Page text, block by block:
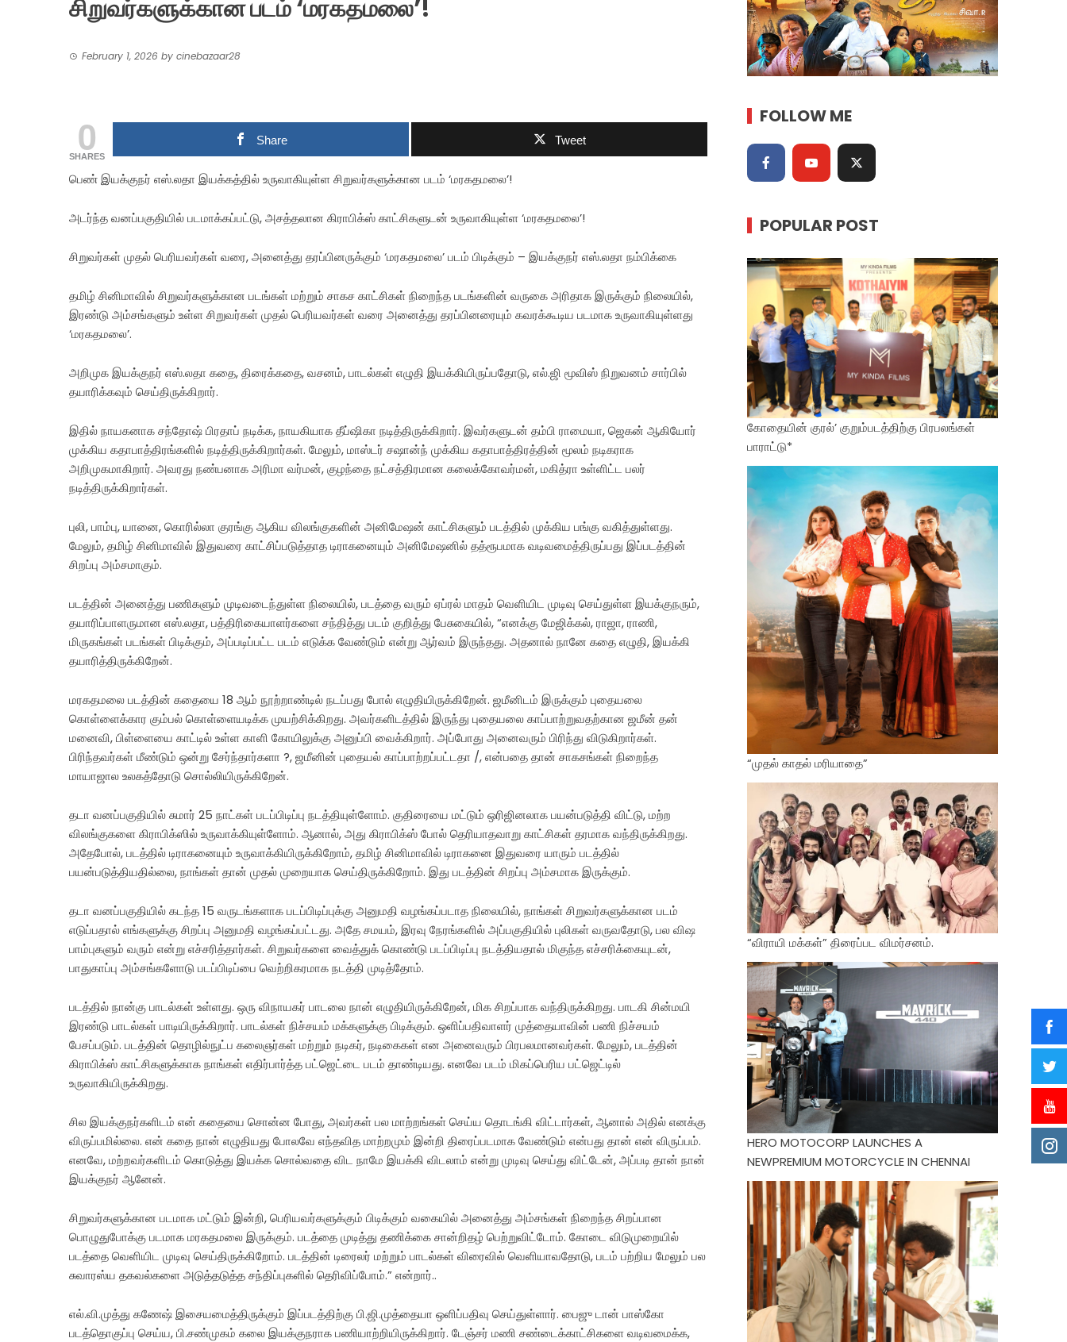
சிறுவர்களுக்கான படம் ‘மரகதமலை’!
February 1, 2026 by cinebazaar28
0
SHARES
Share Tweet
பெண் இயக்குநர் எஸ்.லதா இயக்கத்தில் உருவாகியுள்ள சிறுவர்களுக்கான படம் ‘மரகதமலை’!
அடர்ந்த வனப்பகுதியில் படமாக்கப்பட்டு, அசத்தலான கிராபிக்ஸ் காட்சிகளுடன் உருவாகியுள்ள ‘மரகதமலை’!
சிறுவர்கள் முதல் பெரியவர்கள் வரை, அனைத்து தரப்பினருக்கும் ‘மரகதமலை’ படம் பிடிக்கும் – இயக்குநர் எஸ்.லதா நம்பிக்கை
தமிழ் சினிமாவில் சிறுவர்களுக்கான படங்கள் மற்றும் சாகச காட்சிகள் நிறைந்த படங்களின் வருகை அரிதாக இருக்கும் நிலையில்,
இரண்டு அம்சங்களும் உள்ள சிறுவர்கள் முதல் பெரியவர்கள் வரை அனைத்து தரப்பினரையும் கவரக்கூடிய படமாக உருவாகியுள்ளது
‘மரகதமலை’.
அறிமுக இயக்குநர் எஸ்.லதா கதை, திரைக்கதை, வசனம், பாடல்கள் எழுதி இயக்கியிருப்பதோடு, எல்.ஜி மூவிஸ் நிறுவனம் சார்பில்
தயாரிக்கவும் செய்திருக்கிறார்.
இதில் நாயகனாக சந்தோஷ் பிரதாப் நடிக்க, நாயகியாக தீப்ஷிகா நடித்திருக்கிறார். இவர்களுடன் தம்பி ராமையா, ஜெகன் ஆகியோர்
முக்கிய கதாபாத்திரங்களில் நடித்திருக்கிறார்கள். மேலும், மாஸ்டர் சஷான்ந் முக்கிய கதாபாத்திரத்தின் மூலம் நடிகராக
அறிமுகமாகிறார். அவரது நண்பனாக அரிமா வர்மன், குழந்தை நட்சத்திரமான கலைக்கோவர்மன், மகித்ரா உள்ளிட்ட பலர்
நடித்திருக்கிறார்கள்.
புலி, பாம்பு, யானை, கொரில்லா குரங்கு ஆகிய விலங்குகளின் அனிமேஷன் காட்சிகளும் படத்தில் முக்கிய பங்கு வகித்துள்ளது.
மேலும், தமிழ் சினிமாவில் இதுவரை காட்சிப்படுத்தாத டிராகனையும் அனிமேஷனில் தத்ரூபமாக வடிவமைத்திருப்பது இப்படத்தின்
சிறப்பு அம்சமாகும்.
படத்தின் அனைத்து பணிகளும் முடிவடைந்துள்ள நிலையில், படத்தை வரும் ஏப்ரல் மாதம் வெளியிட முடிவு செய்துள்ள இயக்குநரும்,
தயாரிப்பாளருமான எஸ்.லதா, பத்திரிகையாளர்களை சந்தித்து படம் குறித்து பேசுகையில், “எனக்கு மேஜிக்கல், ராஜா, ராணி,
மிருகங்கள் படங்கள் பிடிக்கும், அப்படிப்பட்ட படம் எடுக்க வேண்டும் என்று ஆர்வம் இருந்தது. அதனால் நானே கதை எழுதி, இயக்கி
தயாரித்திருக்கிறேன்.
மரகதமலை படத்தின் கதையை 18 ஆம் நூற்றாண்டில் நடப்பது போல் எழுதியிருக்கிறேன். ஜமீனிடம் இருக்கும் புதையலை
கொள்ளைக்கார கும்பல் கொள்ளையடிக்க முயற்சிக்கிறது. அவர்களிடத்தில் இருந்து புதையலை காப்பாற்றுவதற்கான ஜமீன் தன்
மனைவி, பிள்ளையை காட்டில் உள்ள காளி கோயிலுக்கு அனுப்பி வைக்கிறார். அப்போது அனைவரும் பிரிந்து விடுகிறார்கள்.
பிரிந்தவர்கள் மீண்டும் ஒன்று சேர்ந்தார்களா ?, ஜமீனின் புதையல் காப்பாற்றப்பட்டதா /, என்பதை தான் சாகசங்கள் நிறைந்த
மாயாஜால உலகத்தோடு சொல்லியிருக்கிறேன்.
தடா வனப்பகுதியில் சுமார் 25 நாட்கள் படப்பிடிப்பு நடத்தியுள்ளோம். குதிரையை மட்டும் ஒரிஜினலாக பயன்படுத்தி விட்டு, மற்ற
விலங்குகளை கிராபிக்ஸில் உருவாக்கியுள்ளோம். ஆனால், அது கிராபிக்ஸ் போல் தெரியாதவாறு காட்சிகள் தரமாக வந்திருக்கிறது.
அதேபோல், படத்தில் டிராகனையும் உருவாக்கியிருக்கிறோம், தமிழ் சினிமாவில் டிராகனை இதுவரை யாரும் படத்தில்
பயன்படுத்தியதில்லை, நாங்கள் தான் முதல் முறையாக செய்திருக்கிறோம். இது படத்தின் சிறப்பு அம்சமாக இருக்கும்.
தடா வனப்பகுதியில் கடந்த 15 வருடங்களாக படப்பிடிப்புக்கு அனுமதி வழங்கப்படாத நிலையில், நாங்கள் சிறுவர்களுக்கான படம்
எடுப்பதால் எங்களுக்கு சிறப்பு அனுமதி வழங்கப்பட்டது. அதே சமயம், இரவு நேரங்களில் அப்பகுதியில் புலிகள் வருவதோடு, பல விஷ
பாம்புகளும் வரும் என்று எச்சரித்தார்கள். சிறுவர்களை வைத்துக் கொண்டு படப்பிடிப்பு நடத்தியதால் மிகுந்த எச்சரிக்கையுடன்,
பாதுகாப்பு அம்சங்களோடு படப்பிடிப்பை வெற்றிகரமாக நடத்தி முடித்தோம்.
படத்தில் நான்கு பாடல்கள் உள்ளது. ஒரு விநாயகர் பாடலை நான் எழுதியிருக்கிறேன், மிக சிறப்பாக வந்திருக்கிறது. பாடகி சின்மயி
இரண்டு பாடல்கள் பாடியிருக்கிறார். பாடல்கள் நிச்சயம் மக்களுக்கு பிடிக்கும். ஒளிப்பதிவாளர் முத்தையாவின் பணி நிச்சயம்
பேசப்படும். படத்தின் தொழில்நுட்ப கலைஞர்கள் மற்றும் நடிகர், நடிகைகள் என அனைவரும் பிரபலமானவர்கள். மேலும், படத்தின்
கிராபிக்ஸ் காட்சிகளுக்காக நாங்கள் எதிர்பார்த்த பட்ஜெட்டை படம் தாண்டியது. எனவே படம் மிகப்பெரிய பட்ஜெட்டில்
உருவாகியிருக்கிறது.
சில இயக்குநர்களிடம் என் கதையை சொன்ன போது, அவர்கள் பல மாற்றங்கள் செய்ய தொடங்கி விட்டார்கள், ஆனால் அதில் எனக்கு
விருப்பமில்லை. என் கதை நான் எழுதியது போலவே எந்தவித மாற்றமும் இன்றி திரைப்படமாக வேண்டும் என்பது தான் என் விருப்பம்.
எனவே, மற்றவர்களிடம் கொடுத்து இயக்க சொல்வதை விட நாமே இயக்கி விடலாம் என்று முடிவு செய்து விட்டேன், அப்படி தான் நான்
இயக்குநர் ஆனேன்.
சிறுவர்களுக்கான படமாக மட்டும் இன்றி, பெரியவர்களுக்கும் பிடிக்கும் வகையில் அனைத்து அம்சங்கள் நிறைந்த சிறப்பான
பொழுதுபோக்கு படமாக மரகதமலை இருக்கும். படத்தை முடித்து தணிக்கை சான்றிதழ் பெற்றுவிட்டோம். கோடை விடுமுறையில்
படத்தை வெளியிட முடிவு செய்திருக்கிறோம். படத்தின் டிரைலர் மற்றும் பாடல்கள் விரைவில் வெளியாவதோடு, படம் பற்றிய மேலும் பல
சுவாரஸ்ய தகவல்களை அடுத்தடுத்த சந்திப்புகளில் தெரிவிப்போம்.” என்றார்..
எல்.வி.முத்து கணேஷ் இசையமைத்திருக்கும் இப்படத்திற்கு பி.ஜி.முத்தையா ஒளிப்பதிவு செய்துள்ளார். பைஜு டான் பாஸ்கோ
படத்தொகுப்பு செய்ய, பி.சண்முகம் கலை இயக்குநராக பணியாற்றியிருக்கிறார். டேஞ்சர் மணி சண்டைக்காட்சிகளை வடிவமைக்க,
FOLLOW ME
POPULAR POST
கோதையின் குரல்’ குறும்படத்திற்கு பிரபலங்கள்
பாராட்டு*
“முதல் காதல் மரியாதை”
“விராயி மக்கள்” திரைப்பட விமர்சனம்.
HERO MOTOCORP LAUNCHES A
NEWPREMIUM MOTORCYCLE IN CHENNAI